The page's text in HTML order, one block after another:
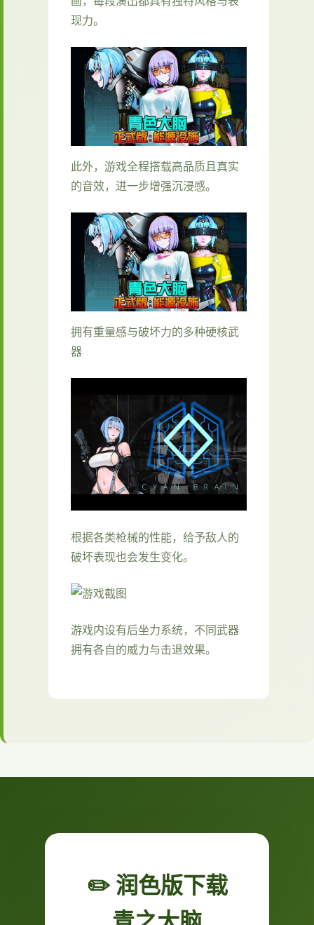
现力。
此外，游戏全程搭载高品质且真实
的音效，进一步增强沉浸感。
拥有重量感与破坏力的多种硬核武
器
根据各类枪械的性能，给予敌人的
破坏表现也会发生变化。
游戏内设有后坐力系统，不同武器
拥有各自的威力与击退效果。
✏️ 润色版下载